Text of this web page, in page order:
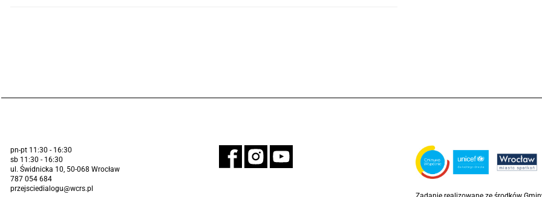
pn-pt 11:30 - 16:30
sb 11:30 - 16:30
ul. Świdnicka 10, 50-068 Wrocław
787 054 684
przejsciedialogu@wcrs.pl